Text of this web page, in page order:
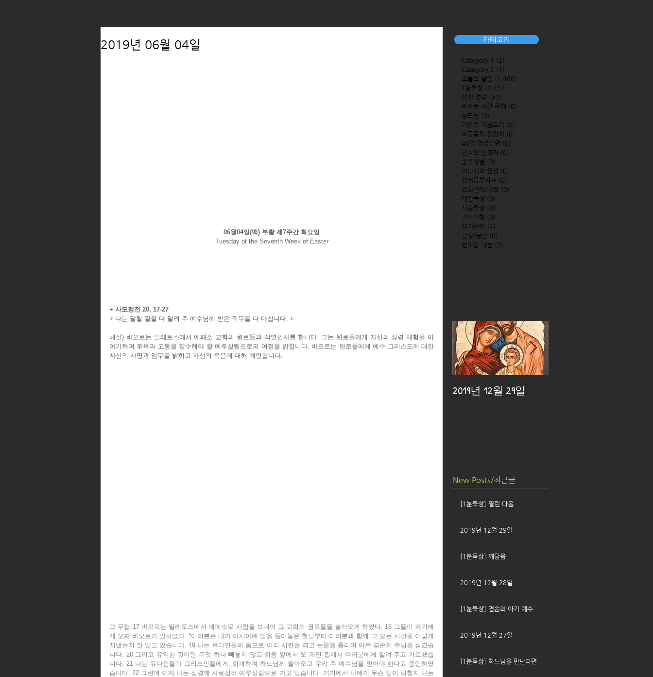
카테고리
Category 1 (2)
Category 2 (1)
오늘의 말씀 (1,460)
1분묵상 (1,457)
성인 성녀 (91)
바오로 서간 주해 (0)
성모님 (0)
가톨릭 기본교리 (0)
소공동체 길잡이
(0)
40일 영성수련 (0)
한국의 순교자 (0)
준주성범 (0)
이냐시오 영성 (0)
성서공부자료 (0)
교회전례/정보 (0)
대림묵상 (0)
사순묵상 (0)
기도신청 (0)
성지순례
(4)
감성/공감 (0)
한마음 나눔 (2)
2019년 12월 29일
New Posts/최근글
[1분묵상] 열린 마음
2019년 12월 29일
[1분묵상] 깨달음
2019년 12월 28일
[1분묵상] 겸손의 아기 예수
2019년 12월 27일
[1분묵상] 하느님을 만난다면
2019년 06월 04일
06월04일(백) 부활 제7주간 화요일
Tuesday of the Seventh Week of Easter
+ 사도행전 20, 17-27
< 나는 달릴 길을 다 달려 주 예수님께 받은 직무를 다 마칩니다. >
해설) 바오로는 밀레토스에서 에페소 교회의 원로들과 작별인사를 합니다. 그는 원로들에게 자신의 성령 체험을 이
야기하며 투옥과 고통을 감수해야 할 예루살렘으로의 여정을 밝힙니다. 바오로는 원로들에게 예수 그리스도께 대한
자신의 사명과 임무를 밝히고 자신의 죽음에 대해 예언합니다.
그 무렵 17 바오로는 밀레토스에서 에페소로 사람을 보내어 그 교회의 원로들을 불러오게 하였다. 18 그들이 자기에
게 오자 바오로가 말하였다. “여러분은 내가 아시아에 발을 들여놓은 첫날부터 여러분과 함께 그 모든 시간을 어떻게
지냈는지 잘 알고 있습니다. 19 나는 유다인들의 음모로 여러 시련을 겪고 눈물을 흘리며 아주 겸손히 주님을 섬겼습
니다. 20 그리고 유익한 것이면 무엇 하나 빼놓지 않고 회중 앞에서 또 개인 집에서 여러분에게 알려 주고 가르쳤습
니다. 21 나는 유다인들과 그리스인들에게, 회개하여 하느님께 돌아오고 우리 주 예수님을 믿어야 한다고 증언하였
습니다. 22 그런데 이제 나는 성령께 사로잡혀 예루살렘으로 가고 있습니다. 거기에서 나에게 무슨 일이 닥칠지 나는